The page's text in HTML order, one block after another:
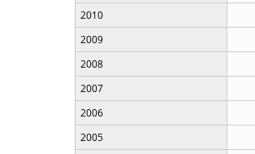
2010
2009
2008
2007
2006
2005